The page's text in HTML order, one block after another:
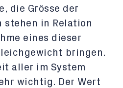
die Grösse der
stehen in Relation
eines dieser
bringen.
aller im System
wichtig. Der Wert